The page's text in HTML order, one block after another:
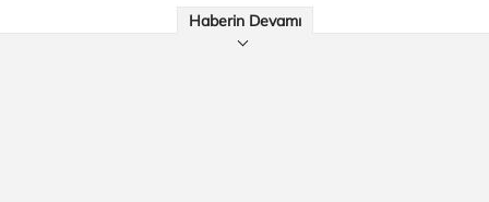
Haberin Devamı